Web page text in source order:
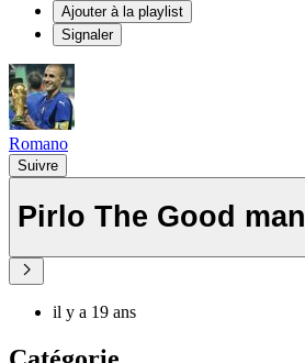
Ajouter à la playlist
Signaler
Romano
Suivre
Pirlo The Good man
il y a 19 ans